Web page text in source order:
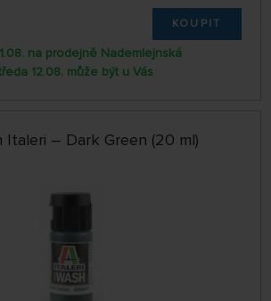
KOUPIT
na prodejně Nademlejnská
12.08. může být u Vás
Italeri – Dark Green (20 ml)